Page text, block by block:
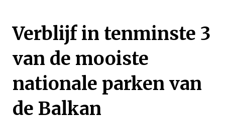
Verblijf in tenminste 3
van de mooiste
nationale parken van
de Balkan